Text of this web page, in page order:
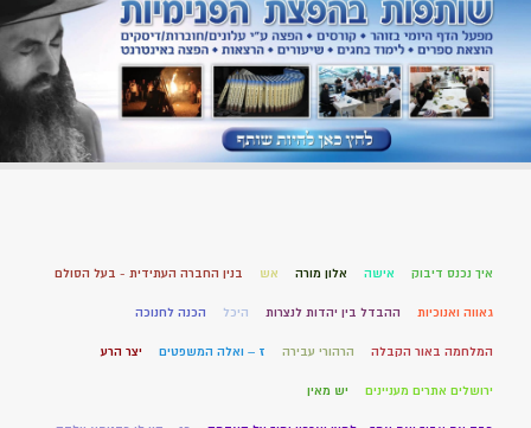
איך נכנס דיבוק אישה אלון מורה אש בנין החברה העתידית - בעל הסולם
גאווה ואנוכיות ההבדל בין יהדות לנצרות היכל הכנה לחנוכה
המלחמה באור הקבלה הרהורי עבירה ז – ואלה המשפטים יצר הרע
ירושלים אתרים מעניינים יש מאין